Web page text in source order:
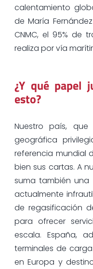
calentamiento
de María
CNMC, el 95% de
realiza por vía
¿Y qué papel
esto?
Nuestro país,
geográfica
referencia mundial
bien sus cartas. A
suma también una
actualmente
de regasificación
para ofrecer
escala. España,
terminales de
en Europa y